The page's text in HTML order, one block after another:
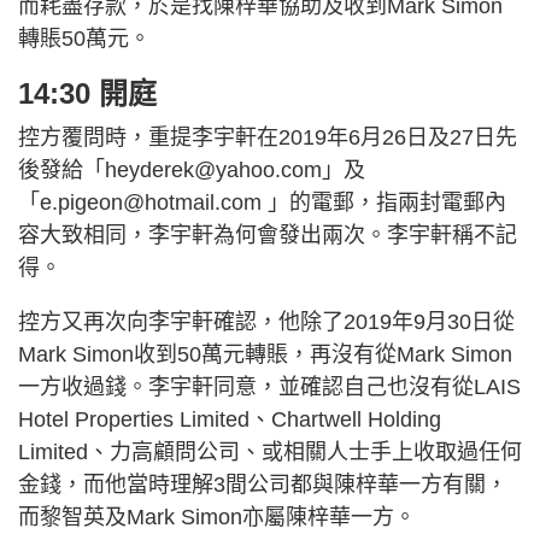
而耗盡存款，於是找陳梓華協助及收到Mark Simon
轉賬50萬元。
14:30 開庭
控方覆問時，重提李宇軒在2019年6月26日及27日先
後發給「 heyderek@yahoo.com 」及
「 e.pigeon@hotmail.com 」的電郵，指兩封電郵內
容大致相同，李宇軒為何會發出兩次。李宇軒稱不記
得。
控方又再次向李宇軒確認，他除了2019年9月30日從
Mark Simon收到50萬元轉賬，再沒有從Mark Simon
一方收過錢。李宇軒同意，並確認自己也沒有從LAIS
Hotel Properties Limited、Chartwell Holding
Limited、力高顧問公司、或相關人士手上收取過任何
金錢，而他當時理解3間公司都與陳梓華一方有關，
而黎智英及Mark Simon亦屬陳梓華一方。